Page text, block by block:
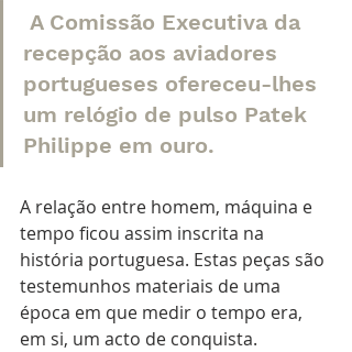
A Comissão Executiva da
recepção aos aviadores
portugueses ofereceu-lhes
um relógio de pulso Patek
Philippe em ouro.
A relação entre homem, máquina e
tempo ficou assim inscrita na
história portuguesa. Estas peças são
testemunhos materiais de uma
época em que medir o tempo era,
em si, um acto de conquista.